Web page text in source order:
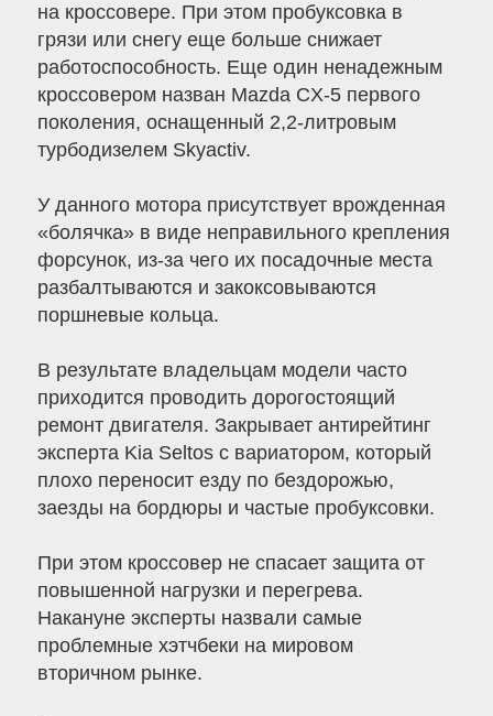
на кроссовере. При этом пробуксовка в
грязи или снегу еще больше снижает
работоспособность. Еще один ненадежным
кроссовером назван Mazda CX-5 первого
поколения, оснащенный 2,2-литровым
турбодизелем Skyactiv.
У данного мотора присутствует врожденная
«болячка» в виде неправильного крепления
форсунок, из-за чего их посадочные места
разбалтываются и закоксовываются
поршневые кольца.
В результате владельцам модели часто
приходится проводить дорогостоящий
ремонт двигателя. Закрывает антирейтинг
эксперта Kia Seltos с вариатором, который
плохо переносит езду по бездорожью,
заезды на бордюры и частые пробуксовки.
При этом кроссовер не спасает защита от
повышенной нагрузки и перегрева.
Накануне эксперты назвали самые
проблемные хэтчбеки на мировом
вторичном рынке.